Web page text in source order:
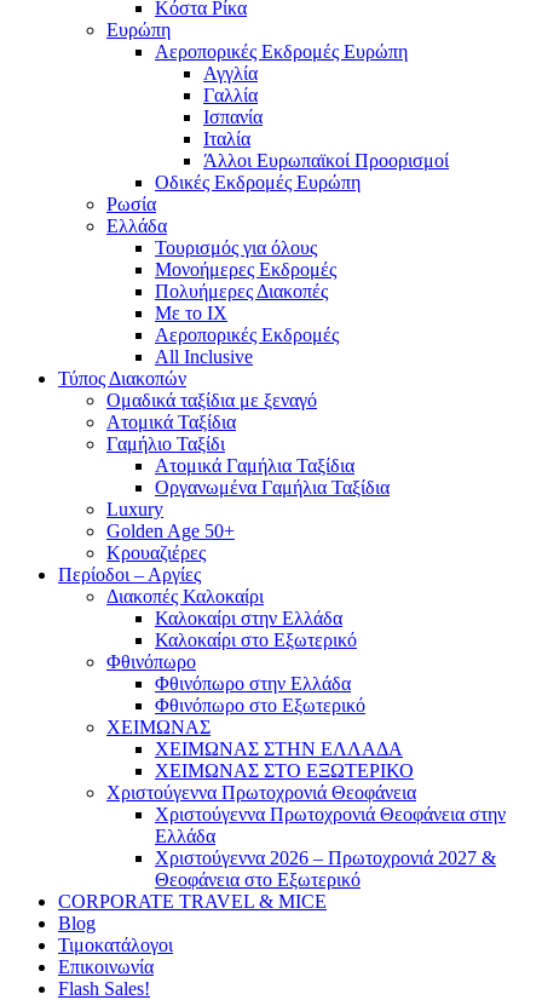
Κόστα Ρίκα
Ευρώπη
Αεροπορικές Εκδρομές Ευρώπη
Αγγλία
Γαλλία
Ισπανία
Ιταλία
Άλλοι Ευρωπαϊκοί Προορισμοί
Οδικές Εκδρομές Ευρώπη
Ρωσία
Ελλάδα
Τουρισμός για όλους
Mονοήμερες Εκδρομές
Πολυήμερες Διακοπές
Με το ΙΧ
Αεροπορικές Εκδρομές
All Inclusive
Τύπος Διακοπών
Ομαδικά ταξίδια με ξεναγό
Ατομικά Ταξίδια
Γαμήλιο Ταξίδι
Ατομικά Γαμήλια Ταξίδια
Οργανωμένα Γαμήλια Ταξίδια
Luxury
Golden Age 50+
Κρουαζιέρες
Περίοδοι – Αργίες
Διακοπές Καλοκαίρι
Καλοκαίρι στην Ελλάδα
Καλοκαίρι στο Εξωτερικό
Φθινόπωρο
Φθινόπωρο στην Ελλάδα
Φθινόπωρο στο Εξωτερικό
ΧΕΙΜΩΝΑΣ
ΧΕΙΜΩΝΑΣ ΣΤΗΝ ΕΛΛΑΔΑ
ΧΕΙΜΩΝΑΣ ΣΤΟ ΕΞΩΤΕΡΙΚΟ
Χριστούγεννα Πρωτοχρονιά Θεοφάνεια
Χριστούγεννα Πρωτοχρονιά Θεοφάνεια στην
Ελλάδα
Χριστούγεννα 2026 – Πρωτοχρονιά 2027 &
Θεοφάνεια στο Εξωτερικό
CORPORATE TRAVEL & MICE
Blog
Τιμοκατάλογοι
Επικοινωνία
Flash Sales!